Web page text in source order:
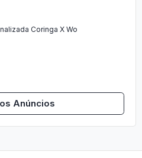
Coringa X Wo
Anúncios